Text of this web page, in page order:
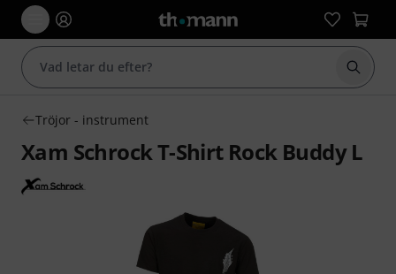
Börja
Tröjor - instrument
Xam Schrock T-Shirt Rock Buddy L